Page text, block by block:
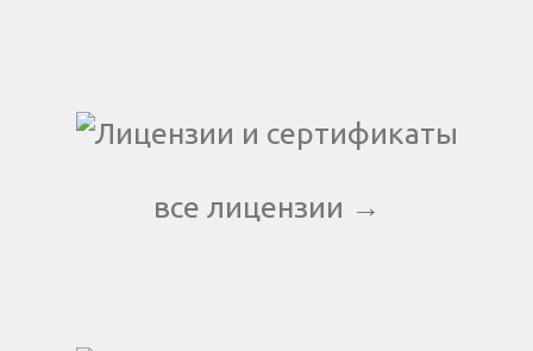
все лицензии →